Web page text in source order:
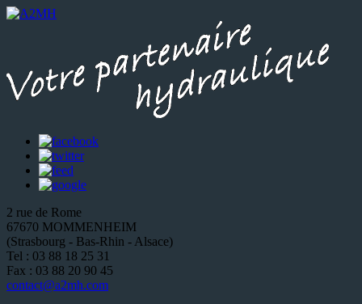
2 rue de Rome
67670 MOMMENHEIM
(Strasbourg - Bas-Rhin - Alsace)
Tel : 03 88 18 25 31
Fax : 03 88 20 90 45
contact@a2mh.com